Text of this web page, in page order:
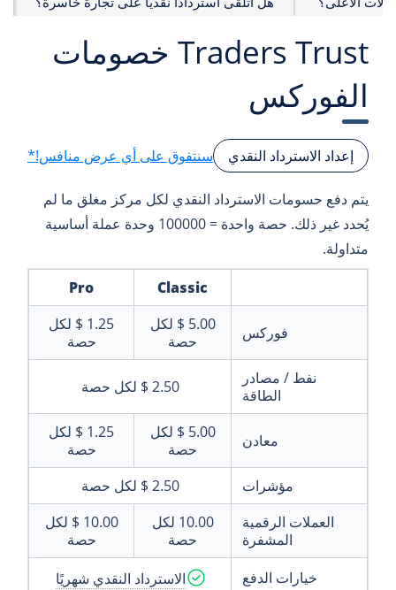
Traders Trust خصومات
الفوركس
إعداد الاسترداد النقدي سنتفوق على أي عرض منافس!*
يتم دفع حسومات الاسترداد النقدي لكل مركز مغلق ما لم
يُحدد غير ذلك. حصة واحدة = 100000 وحدة عملة أساسية
متداولة.
Classic
Pro
فوركس 5.00 $
لكل
حصة
1.25 $
لكل
حصة
نفط / مصادر
الطاقة
2.50 $ لكل حصة
معادن 5.00 $
لكل
حصة
1.25 $
لكل
حصة
مؤشرات
2.50 $
لكل حصة
العملات الرقمية
المشفرة
10.00 لكل
حصة
10.00 $
لكل
حصة
خيارات الدفع
الاسترداد النقدي شهريًا